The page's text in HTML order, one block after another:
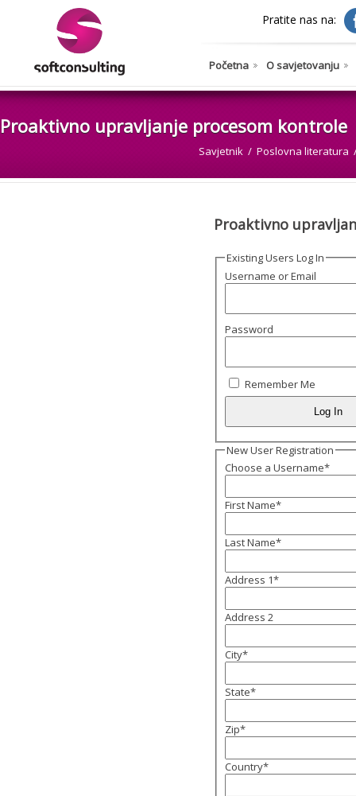
Pratite nas na:
Početna O savjetovanju
Proaktivno upravljanje procesom kontrole
Savjetnik Poslovna literatura
Proaktivno
Existing Users Log In
Username or Email
Password
Remember Me
New User Registration
Choose a Username*
First Name*
Last Name*
Address 1*
Address 2
City*
State*
Zip*
Country*